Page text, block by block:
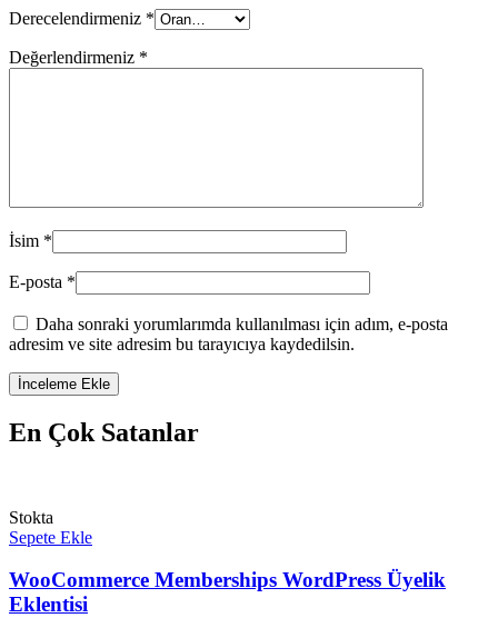
Derecelendirmeniz *
Değerlendirmeniz *
İsim *
E-posta *
Daha sonraki yorumlarımda kullanılması için adım, e-posta
adresim ve site adresim bu tarayıcıya kaydedilsin.
En Çok Satanlar
Stokta
Sepete Ekle
WooCommerce Memberships WordPress Üyelik
Eklentisi